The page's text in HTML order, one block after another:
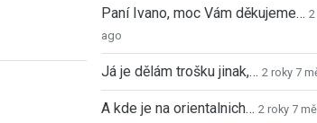
Paní Ivano, moc Vám děkujeme…
ago
Já je dělám trošku jinak,… 2 roky 7
A kde je na orientalnich… 2 roky 7